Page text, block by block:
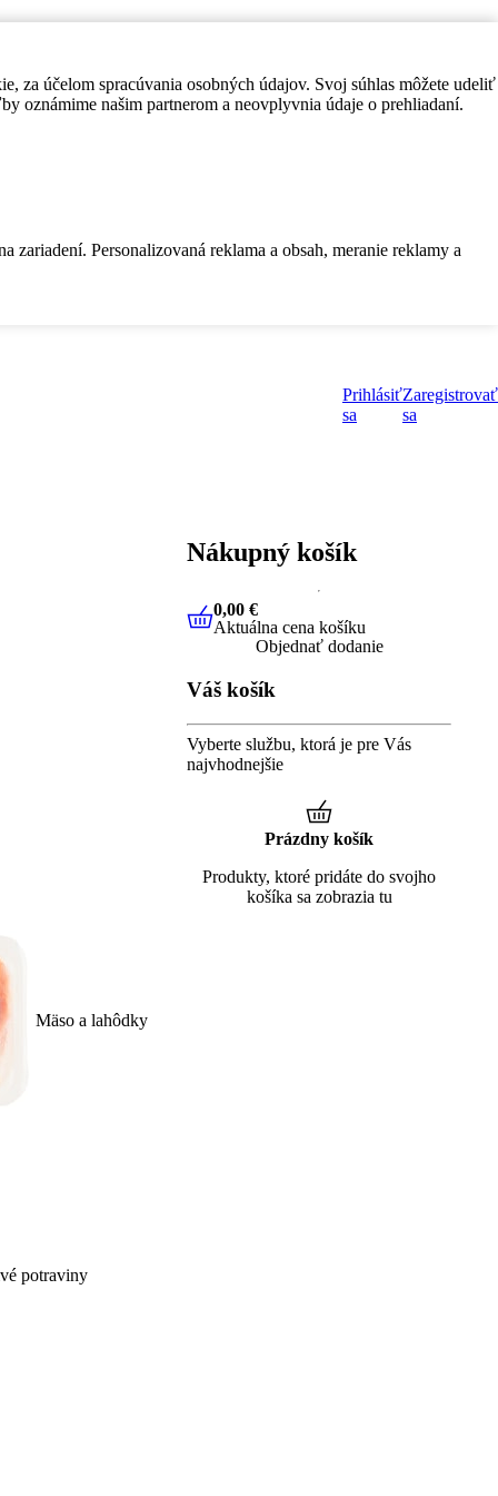
za účelom spracúvania osobných údajov. Svoj súhlas môžete udeliť
oznámime našim partnerom a neovplyvnia údaje o prehliadaní.
Personalizovaná reklama a obsah, meranie reklamy a
Prihlásiť
sa
Zaregistrovať
sa
Mäso a lahôdky
potraviny
Nákupný košík
0,00 €Aktuálna cena košíku
0,00 €
Aktuálna cena košíku
Objednať dodanie
Váš košík
Vyberte službu, ktorá je pre Vás
najvhodnejšie
Prázdny košík
Produkty, ktoré pridáte do svojho
košíka sa zobrazia tu